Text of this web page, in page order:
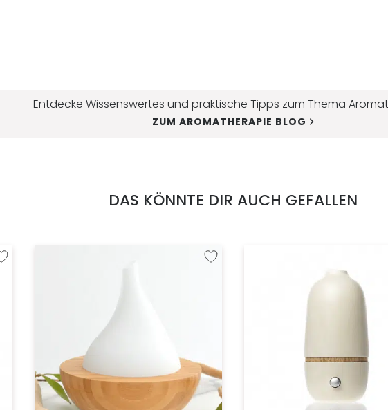
Entdecke Wissenswertes und praktische Tipps zum Thema
ZUM AROMATHERAPIE BLOG
DAS KÖNNTE DIR AUCH GEFALLEN
Zur Wunschliste hinzufügen Zur Wunschliste hinzufügen